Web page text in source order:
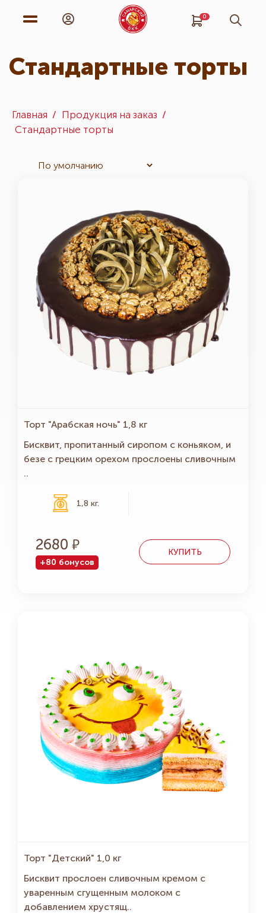
0
Стандартные торты
Главная
Продукция на заказ
Стандартные торты
Торт "Арабская ночь" 1,8 кг
Бисквит, пропитанный сиропом с коньяком, и
безе с грецким орехом прослоены сливочным
..
1,8 кг.
2680
+80 бонусов
КУПИТЬ
Торт "Детский" 1,0 кг
Бисквит прослоен сливочным кремом с
уваренным сгущенным молоком с
добавлением хрустящ..